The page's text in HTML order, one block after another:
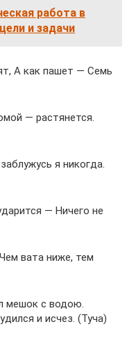
работа в
и задачи
А как пашет — Семь
— растянется.
я никогда.
— Ничего не
вата ниже, тем
мешок с водою.
и исчез. (Туча)